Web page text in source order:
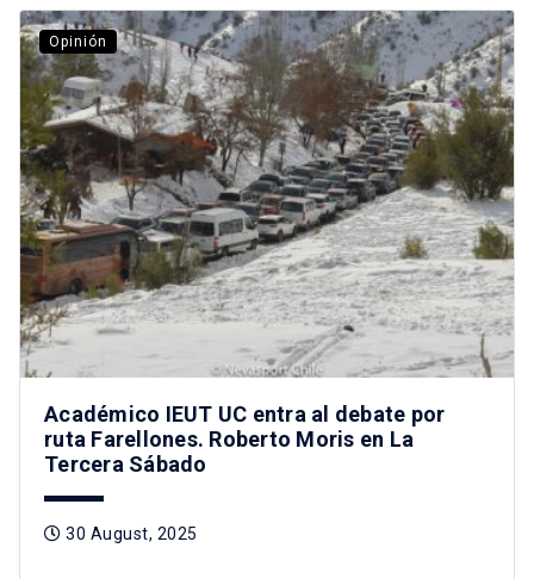
Opinión
Académico IEUT UC entra al debate por
ruta Farellones. Roberto Moris en La
Tercera Sábado
30 August, 2025